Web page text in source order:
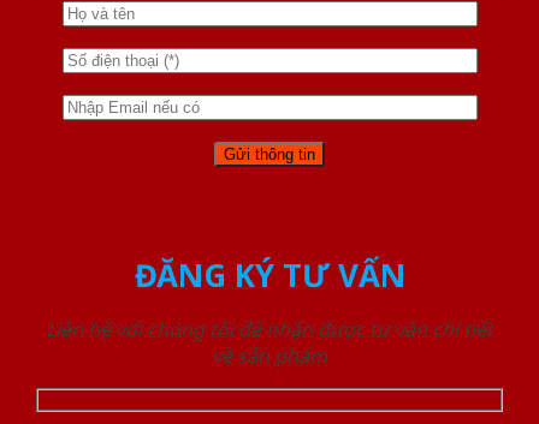
ĐĂNG KÝ TƯ VẤN
Liên hệ với chúng tôi để nhận được tư vấn chi tiết
về sản phẩm